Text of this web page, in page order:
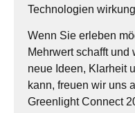
Technologien
Wenn Sie erleben
Mehrwert schafft
neue Ideen, Klarheit
kann, freuen wir uns
Greenlight Connect